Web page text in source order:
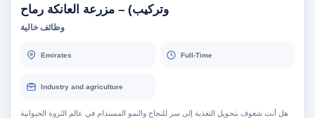
وتركيب) – مزرعة العانكة رماح
وظائف خالية
Emirates Full-Time
Industry and agriculture
هل أنت شغوف بتحويل التغذية إلى سر للنجاح والنمو المستدام في عالم الثروة الحيوانية